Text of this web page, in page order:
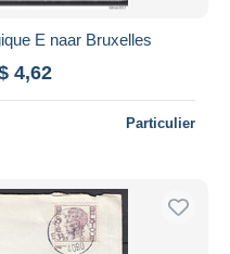
E naar Bruxelles
4,62
Particulier